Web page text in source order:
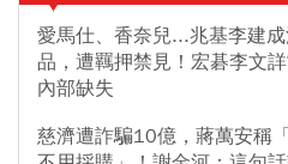
愛馬仕、香奈兒...兆基李建
品，遭羈押禁見！宏碁李文
內部缺失
慈濟遭詐騙10億，蔣萬安稱